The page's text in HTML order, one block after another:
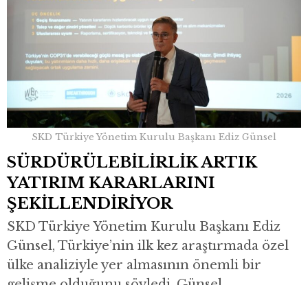
SKD Türkiye Yönetim Kurulu Başkanı Ediz Günsel
SÜRDÜRÜLEBİLİRLİK ARTIK
YATIRIM KARARLARINI
ŞEKİLLENDİRİYOR
SKD Türkiye Yönetim Kurulu Başkanı Ediz
Günsel, Türkiye’nin ilk kez araştırmada özel
ülke analiziyle yer almasının önemli bir